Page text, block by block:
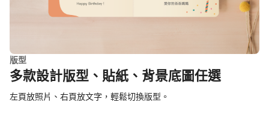
版型
多款設計版型、貼紙、背景底圖任選
左頁放照片、右頁放文字，輕鬆切換版型。